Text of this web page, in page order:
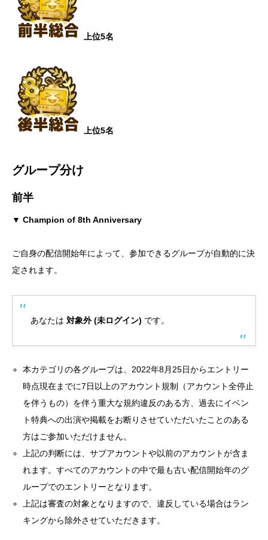
上位5名
上位5名
グループ分け
前半
▼ Champion of 8th Anniversary
ご自身の配信開始年によって、参加できるグループが自動的に決
定されます。
あなたは 対象外 (未ログイン) です。
本カテゴリの各グループは、2022年8月25日からエントリー
時点現在までに7日以上のアカウント規制（アカウント全停止
を伴うもの）を伴う重大な規約違反のある方、過去にイベン
ト特典への出演や掲載をお断りさせていただいたことのある
方はご参加いただけません。
上記の判断には、サブアカウントや以前のアカウントが含ま
れます。すべてのアカウントの中で最も古い配信開始年のグ
ループでのエントリーとなります。
上記は審査の対象となりますので、違反している場合はラン
キングから除外させていただきます。